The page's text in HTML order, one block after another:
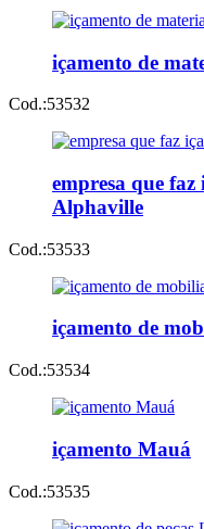
içamento de
Cod.:53532
empresa que
Alphaville
Cod.:53533
içamento de
Cod.:53534
içamento Mauá
Cod.:53535